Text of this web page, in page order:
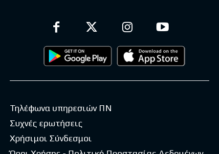
Τηλέφωνα υπηρεσιών ΠΝ
Συχνές ερωτήσεις
Χρήσιμοι Σύνδεσμοι